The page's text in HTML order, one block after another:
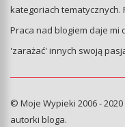
kategoriach tematycznych.
Praca nad blogiem daje mi
'zarażać' innych swoją
© Moje Wypieki 2006 -
autorki bloga.